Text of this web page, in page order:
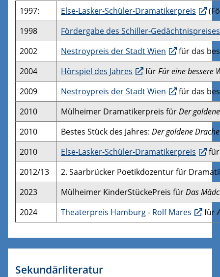
1997: Else-Lasker-Schüler-Dramatikerpreis
1998
Fördergabe des Schiller-
2002
Nestroypreis der Stadt Wien
für das
2004
Hörspiel des Jahres fürFür eine bessere
2009
Nestroypreis der Stadt Wien
für das
2010
Mülheimer Dramatikerpreis fürDer
2010
Bestes Stück des Jahres: Der goldene Drache
2010
Else-Lasker-Schüler-Dramatikerpreis
2012/13
2. Saarbrücker Poetikdozentur für
2023
Mülheimer KinderStückePreis fürDas
2024
Theaterpreis Hamburg - Rolf Mares für
Sekundärliteratur